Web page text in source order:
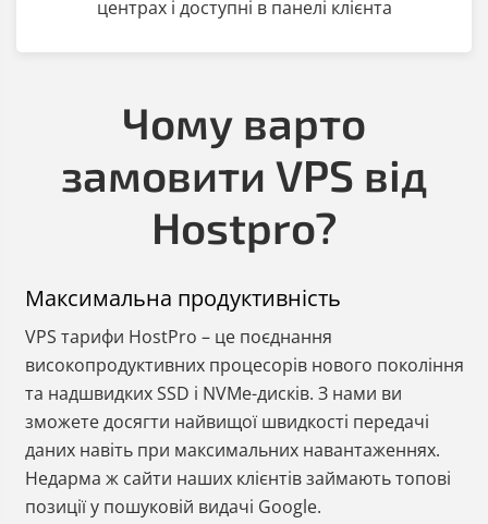
центрах і доступні в панелі клієнта
Чому варто
замовити VPS від
Hostpro?
Максимальна продуктивність
VPS тарифи HostPro – це поєднання
високопродуктивних процесорів нового покоління
та надшвидких SSD і NVMe-дисків. З нами ви
зможете досягти найвищої швидкості передачі
даних навіть при максимальних навантаженнях.
Недарма ж сайти наших клієнтів займають топові
позиції у пошуковій видачі Google.